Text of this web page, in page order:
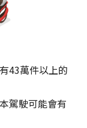
43萬件以上的
駕駛可能會有